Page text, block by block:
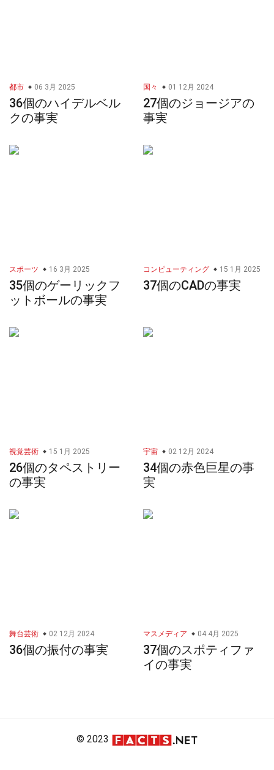
都市 06 3月 2025
36個のハイデルベル
クの事実
国々 01 12月 2024
27個のジョージアの
事実
スポーツ 16 3月 2025
35個のゲーリックフ
ットボールの事実
コンピューティング 15 1月 2025
37個のCADの事実
視覚芸術 15 1月 2025
26個のタペストリー
の事実
宇宙 02 12月 2024
34個の赤色巨星の事
実
舞台芸術 02 12月 2024
36個の振付の事実
マスメディア 04 4月 2025
37個のスポティファ
イの事実
© 2023